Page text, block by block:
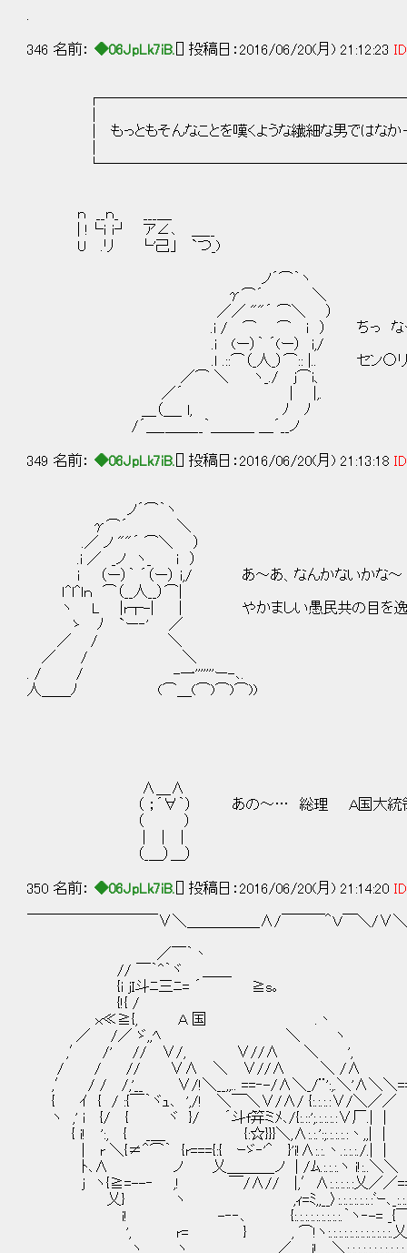
346 名前： ◆06JpLk7iB. [] 投稿日：2016/06/20(月) 21:12:23
│ もっともそんなことを嘆くような繊細な男ではな
ｎ __ｎ_ ___＿
| !└ｉ i┘ ア∠､ ＿__
U .リ └'己｣ `つ_)
ノ´⌒｀ヽ
γ⌒´ ＼
／／ ""´ ⌒＼ ）
.i / ⌒ ⌒ ｉ ） ちっ なーにが謝
.i (ー）｀ ´(ー） i,/
.ｌ .::⌒（_人_）⌒:: |.. セン○リこいてシ
／⌒ ＼ ヽ_./ j⌒i、
／´ | |,.
＿（＿_ l, ﾉ ﾉ
/´＿_＿＿__｀＿＿＿ ＿´__ノ
349 名前： ◆06JpLk7iB. [] 投稿日：2016/06/20(月) 21:13:18
ノ´⌒｀ヽ
γ⌒´ ＼
.／ ノ ""´ ⌒＼ ）
.i ／ _ノ ヽ_ ｉ ）
i （ー）｀ ´（ー） i,/ あ～あ、なんかないかな～
ｌ^l^lｎ ⌒（__人__）⌒|
ヽ L |r┬-| | やかましい愚民共の目を逸らせる
ゝ ﾉ `ー‐' ／
／ / ＼
／ / ＼
. / / -一'''''''ー-､.
人＿＿ﾉ (⌒＿(⌒)⌒)⌒))
∧＿∧
（ ；´∀｀） あの～… 総理 Ａ国大統領から
（ ）
（_＿）＿）
350 名前： ◆06JpLk7iB. [] 投稿日：2016/06/20(月) 21:14:20
￣￣￣￣￣￣￣￣￣∨＼＿＿＿＿＿∧/￣￣￣＾Ｖ￣＼/∨
／￣｀丶
// ￣｀^｀ヾ ＿＿
{i jI斗ﾆ三ﾆ= ´ ≧s｡
{!{ /
ｘ≪≧{, Ａ 国 .丶
／ /／ ゞ,,ﾍ ＼ ヽ
,′ /' // ∨/, ∨//∧ ＼ ',
/ / // ∨∧ ＼ ∨//∧ ＼ /∧
,′ / / /,'__ ∨/!＼__,,.. ==‐-/∧＼_/¨':,.＼'∧＼＼
{ ｲ { / :{￣｀ヾｭ､ ',/! ＼￣＼∨/
ヽ ,' i {/ { ヾ }/ ´斗f笄ミﾒ､/{:.::';.:.:.:.:∨厂.| | ヘ
{ i! ':, { _＿ {:☆}}}＼
| r ＼{≠＾⌒｀ {r==={:{ ｰゞ‐'＾ }'i!∧:.:.丶.:.:.:./.| | ち
ﾄ､∧ ノ 乂＿＿＿_ノ | /ﾑ
j ヽ{≧=--‐ ,! ￣/∧// |,′∧:.:.:.:.:乂／／
乂} ヽ ,ｨ=ﾐ,,__〉:.:.:.:.:.:.:ﾞｰ､_:.:.:.〉
i! -‐‐､ {:.:.:.:.:.:.:.:.:.｀ヽ‐-= _{￣
', r= } , ⌒!ヽ:.:.:.:.:.:.:.:.:.:.:.:.乂
ヽ ヽ ／ i! ＼